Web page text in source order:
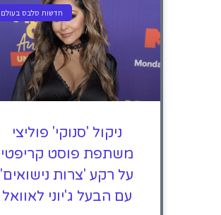
חדשות סלבס בעולם
ניקול 'סנוקי' פוליצי
משתפת פוסט קריפטי
על רקע 'צרות נישואים'
עם הבעל ג'יוני לאוואל